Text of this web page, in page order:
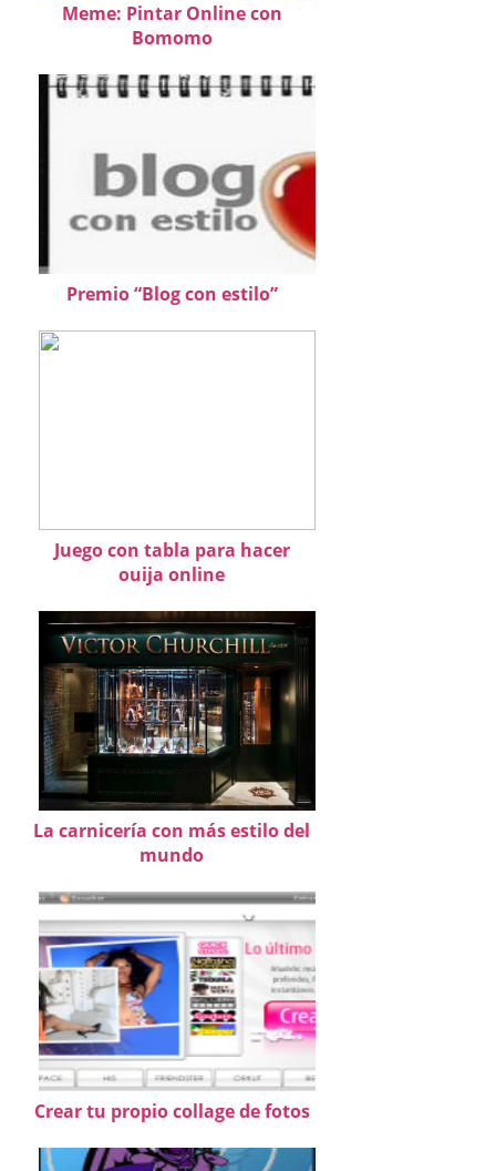
Meme: Pintar Online con
Bomomo
Premio “Blog con estilo”
Juego con tabla para hacer
ouija online
La carnicería con más estilo del
mundo
Crear tu propio collage de fotos